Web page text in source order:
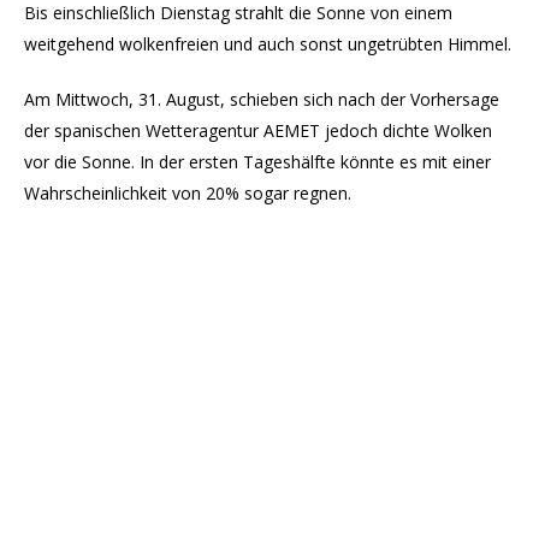
Bis einschließlich Dienstag strahlt die Sonne von einem
weitgehend wolkenfreien und auch sonst ungetrübten Himmel.
Am Mittwoch, 31. August, schieben sich nach der Vorhersage
der spanischen Wetteragentur AEMET jedoch dichte Wolken
vor die Sonne. In der ersten Tageshälfte könnte es mit einer
Wahrscheinlichkeit von 20% sogar regnen.